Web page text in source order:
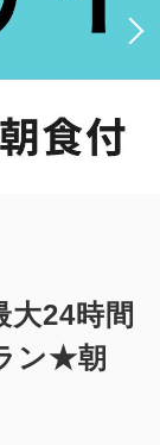
税・手数料込
今すぐ予約
大24時間
ン★朝